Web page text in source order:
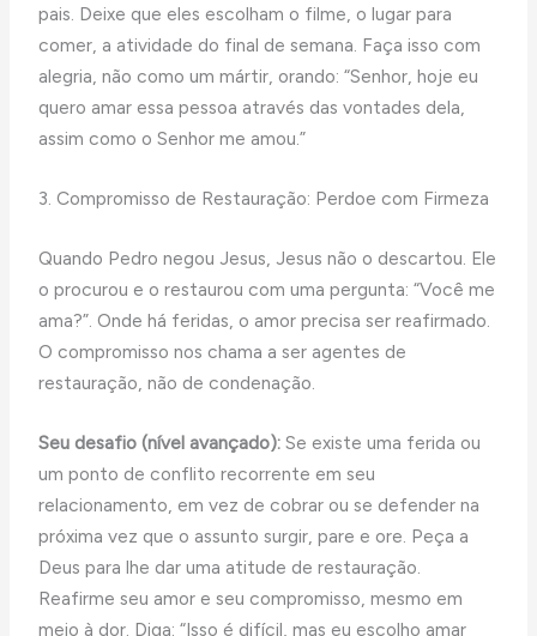
pais. Deixe que eles escolham o filme, o lugar para
comer, a atividade do final de semana. Faça isso com
alegria, não como um mártir, orando: “Senhor, hoje eu
quero amar essa pessoa através das vontades dela,
assim como o Senhor me amou.”
3. Compromisso de Restauração: Perdoe com Firmeza
Quando Pedro negou Jesus, Jesus não o descartou. Ele
o procurou e o restaurou com uma pergunta: “Você me
ama?”. Onde há feridas, o amor precisa ser reafirmado.
O compromisso nos chama a ser agentes de
restauração, não de condenação.
Seu desafio (nível avançado): Se existe uma ferida ou
um ponto de conflito recorrente em seu
relacionamento, em vez de cobrar ou se defender na
próxima vez que o assunto surgir, pare e ore. Peça a
Deus para lhe dar uma atitude de restauração.
Reafirme seu amor e seu compromisso, mesmo em
meio à dor. Diga: “Isso é difícil, mas eu escolho amar